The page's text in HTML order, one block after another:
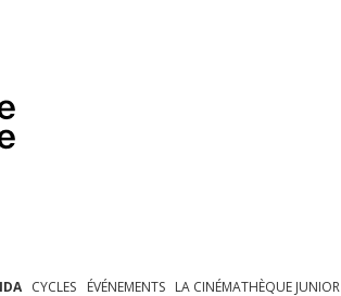
CYCLES ÉVÉNEMENTS LA CINÉMATHÈQUE JUNIOR